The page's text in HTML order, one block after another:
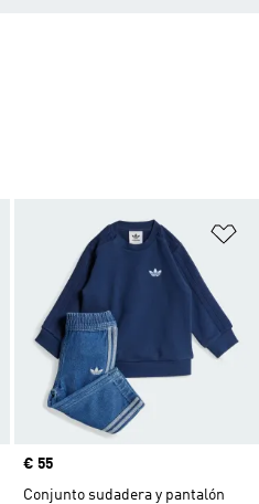
Añadir a la lista de deseos
Precio
€ 55
Conjunto sudadera y pantalón